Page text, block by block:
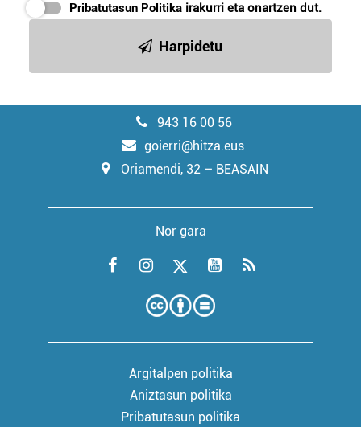
Pribatutasun Politika irakurri eta onartzen dut.
Harpidetu
943 16 00 56
goierri@hitza.eus
Oriamendi, 32 – BEASAIN
Nor gara
Argitalpen politika
Aniztasun politika
Pribatutasun politika